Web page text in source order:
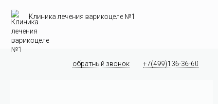
Клиника лечения варикоцеле №1
обратный звонок +7(499)136-36-60